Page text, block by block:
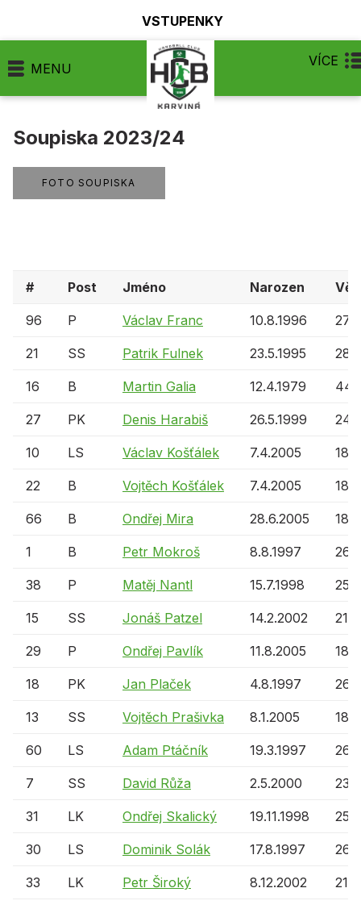
VSTUPENKY
MENU VÍCE
Soupiska 2023/24
FOTO SOUPISKA
# Post Jméno Narozen Věk
96 P Václav Franc 10.8.1996 27
21 SS Patrik Fulnek 23.5.1995 28
16 B Martin Galia 12.4.1979 44
27 PK Denis Harabiš 26.5.1999 24
10 LS Václav Košťálek 7.4.2005 18
22 B Vojtěch Košťálek 7.4.2005 18
66 B Ondřej Mira 28.6.2005 18
1 B Petr Mokroš 8.8.1997 26
38 P Matěj Nantl 15.7.1998 25
15 SS Jonáš Patzel 14.2.2002 21
29 P Ondřej Pavlík 11.8.2005 18
18 PK Jan Plaček 4.8.1997 26
13 SS Vojtěch Prašivka 8.1.2005 18
60 LS Adam Ptáčník 19.3.1997 26
7 SS David Růža 2.5.2000 23
31 LK Ondřej Skalický 19.11.1998 25
30 LS Dominik Solák 17.8.1997 26
33 LK Petr Široký 8.12.2002 21